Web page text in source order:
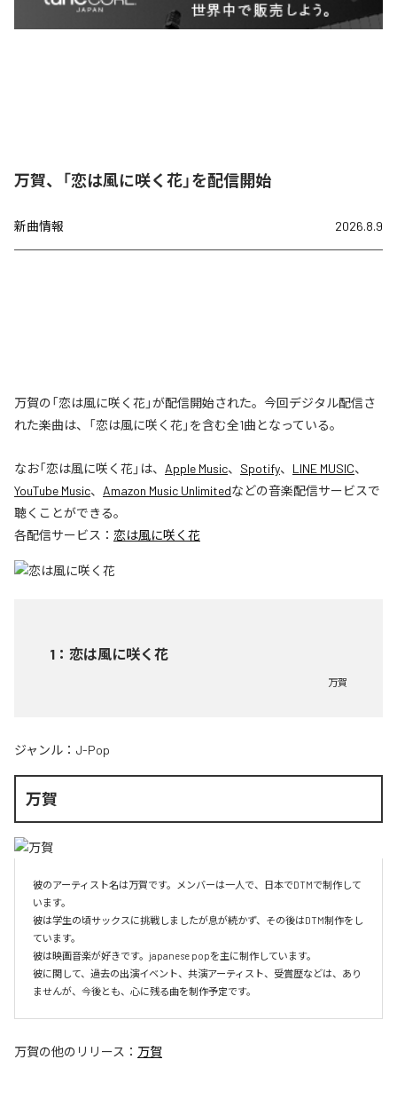
万賀、「恋は風に咲く花」を配信開始
新曲情報 2026.8.9
万賀の「恋は風に咲く花」が配信開始された。今回デジタル配信さ
れた楽曲は、「恋は風に咲く花」を含む全1曲となっている。
なお「恋は風に咲く花」は、 Apple Music、 Spotify、 LINE MUSIC、
YouTube Music、 Amazon Music Unlimitedなどの音楽配信サービスで
聴くことができる。
各配信サービス： 恋は風に咲く花
1 ： 恋は風に咲く花
万賀
ジャンル： J-Pop
万賀
彼のアーティスト名は万賀です。メンバーは一人で、日本でDTMで制作して
います。
彼は学生の頃サックスに挑戦しましたが息が続かず、その後はDTM制作をし
ています。
彼は映画音楽が好きです。japanese popを主に制作しています。
彼に関して、過去の出演イベント、共演アーティスト、受賞歴などは、あり
ませんが、今後とも、心に残る曲を制作予定です。
万賀の他のリリース： 万賀